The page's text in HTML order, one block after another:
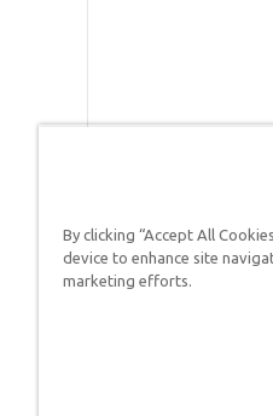
By clicking “Accept All
device to enhance site
marketing efforts.